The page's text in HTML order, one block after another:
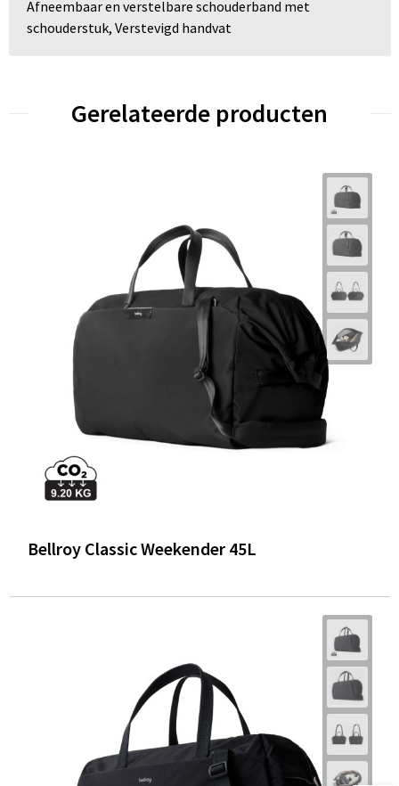
Afneembaar en verstelbare schouderband met
schouderstuk, Verstevigd handvat
Gerelateerde producten
Bellroy Classic Weekender 45L